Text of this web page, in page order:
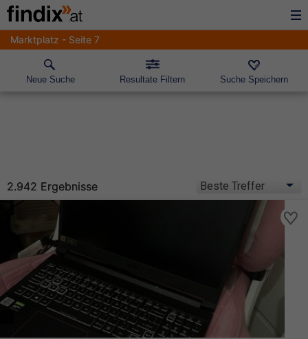
Marktplatz - Seite 7
Neue Suche Resultate Filtern Suche Speichern
2.942 Ergebnisse